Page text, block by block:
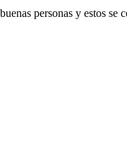
buenas personas y estos se